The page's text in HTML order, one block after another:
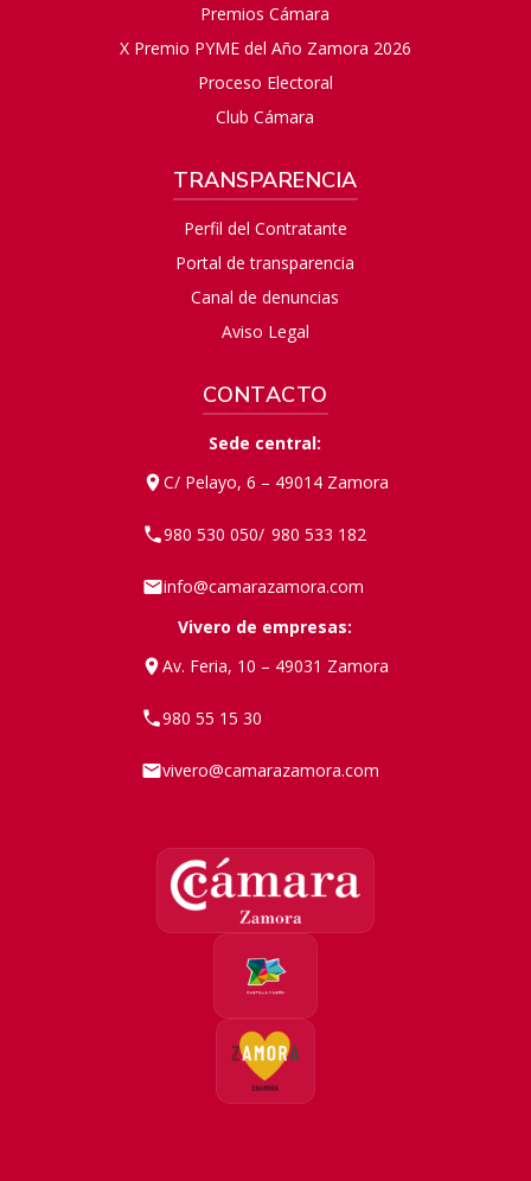
Premios Cámara
X Premio PYME del Año Zamora 2026
Proceso Electoral
Club Cámara
TRANSPARENCIA
Perfil del Contratante
Portal de transparencia
Canal de denuncias
Aviso Legal
CONTACTO
Sede central:
C/ Pelayo, 6 – 49014 Zamora
980 530 050/ 980 533 182
info@camarazamora.com
Vivero de empresas:
Av. Feria, 10 – 49031 Zamora
980 55 15 30
vivero@camarazamora.com